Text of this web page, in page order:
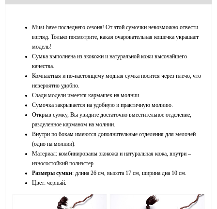
Must-have последнего сезона! От этой сумочки невозможно отвести
взгляд. Только посмотрите, какая очаровательная кошечка украшает
модель!
Сумка выполнена из экокожи и натуральной кожи высочайшего
качества.
Компактная и по-настоящему модная сумка носится через плечо, что
невероятно удобно.
Сзади модели имеется кармашек на молнии.
Сумочка закрывается на удобную и практичную молнию.
Открыв сумку, Вы увидите достаточно вместительное отделение,
разделенное карманом на молнии.
Внутри по бокам имеются дополнительные отделения для мелочей
(одно на молнии).
Материал: комбинированы экокожа и натуральная кожа, внутри –
износостойкий полиэстер.
Размеры сумки: длина 26 см, высота 17 см, ширина дна 10 см.
Цвет: черный.